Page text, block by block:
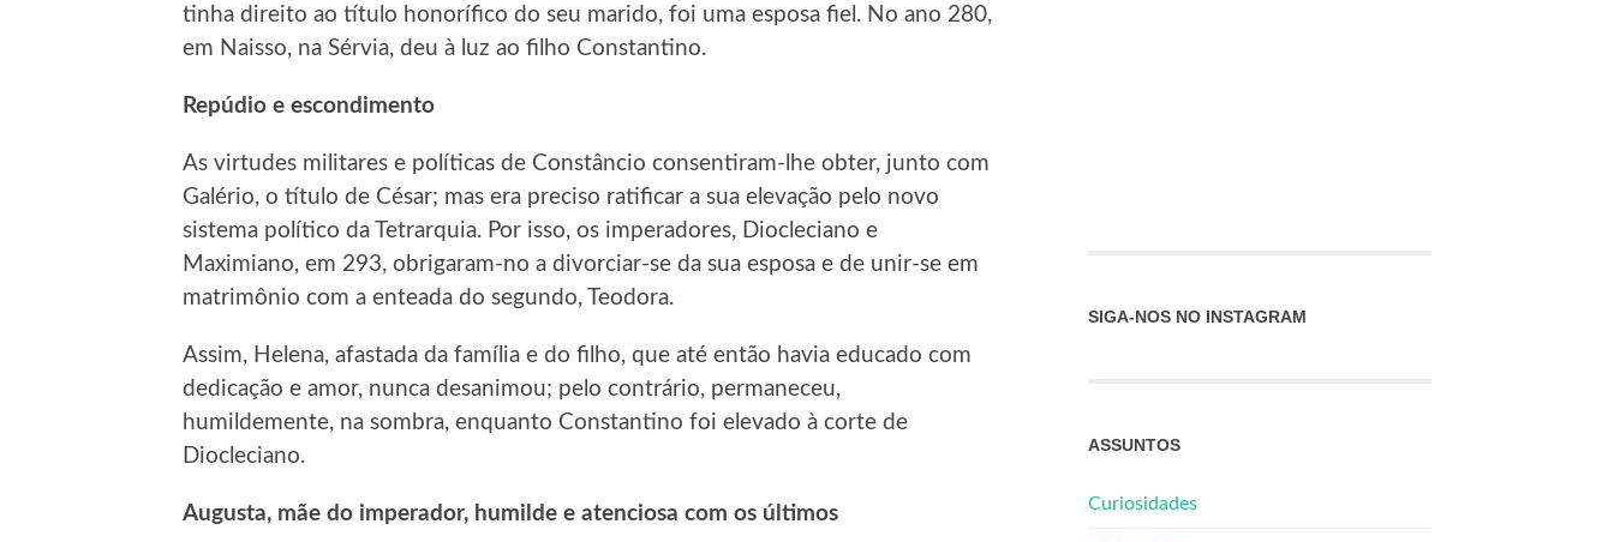
tinha direito ao título honorífico do seu marido, foi uma esposa fiel. No ano 280,
em Naisso, na Sérvia, deu à luz ao filho Constantino.
Repúdio e escondimento
As virtudes militares e políticas de Constâncio consentiram-lhe obter, junto com
Galério, o título de César; mas era preciso ratificar a sua elevação pelo novo
sistema político da Tetrarquia. Por isso, os imperadores, Diocleciano e
Maximiano, em 293, obrigaram-no a divorciar-se da sua esposa e de unir-se em
matrimônio com a enteada do segundo, Teodora.
Assim, Helena, afastada da família e do filho, que até então havia educado com
dedicação e amor, nunca desanimou; pelo contrário, permaneceu,
humildemente, na sombra, enquanto Constantino foi elevado à corte de
Diocleciano.
Augusta, mãe do imperador, humilde e atenciosa com os últimos
SIGA-NOS NO INSTAGRAM
ASSUNTOS
Curiosidades